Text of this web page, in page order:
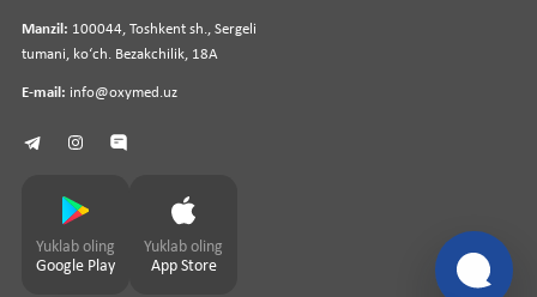
Manzil: 100044, Toshkent sh., Sergeli
tumani, koʻch. Bezakchilik, 18A
E-mail: info@oxymed.uz
Yuklab oling
Google Play
Yuklab oling
App Store